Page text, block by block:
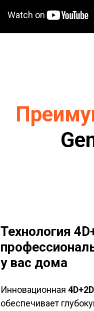
Технология
у вас дома
Инновационная
обеспечивает